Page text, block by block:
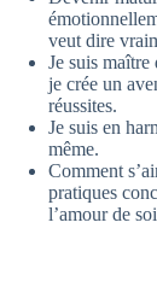
veut dire
Je suis maître
je crée un
réussites.
Je suis en
même.
Comment
pratiques
l’amour de soi